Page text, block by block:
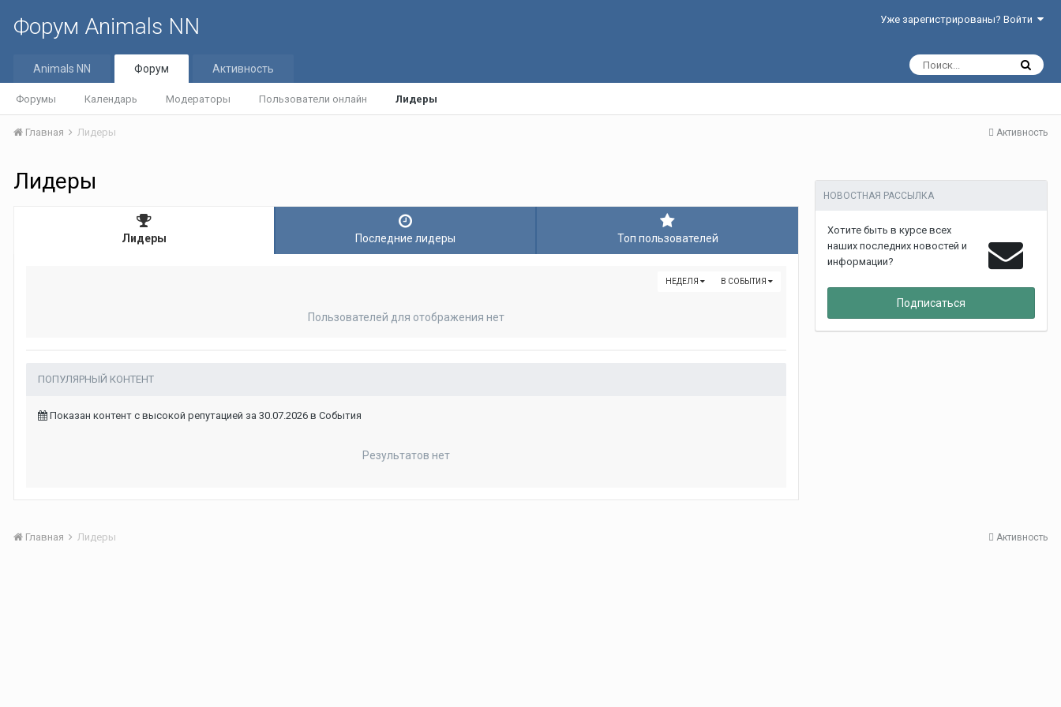
Форум Animals NN Уже зарегистрированы? Войти
Animals NN Форум
Форумы Календарь Модераторы Пользователи онлайн Лидеры
Активность
Активность
Главная Лидеры
Лидеры
Лидеры Последние лидеры Топ пользователей
В СОБЫТИЯ
НЕДЕЛЯ
Пользователей для отображения нет
ПОПУЛЯРНЫЙ КОНТЕНТ
Показан контент с высокой репутацией за 30.07.2026 в События
Результатов нет
НОВОСТНАЯ РАССЫЛКА
Хотите быть в курсе всех
наших последних новостей и
информации?
Подписаться
Активность
Главная Лидеры